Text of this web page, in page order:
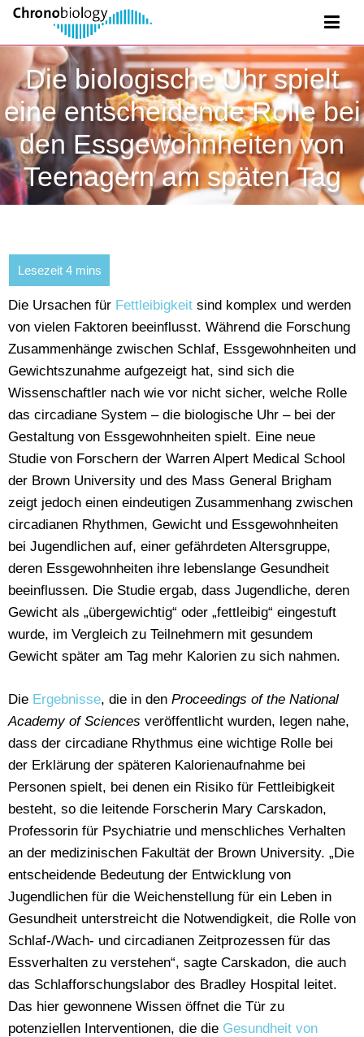
Die biologische Uhr spielt
eine entscheidende Rolle bei
den Essgewohnheiten von
Teenagern am späten Tag
Die Ursachen für Fettleibigkeit sind komplex und werden
von vielen Faktoren beeinflusst. Während die Forschung
Zusammenhänge zwischen Schlaf, Essgewohnheiten und
Gewichtszunahme aufgezeigt hat, sind sich die
Wissenschaftler nach wie vor nicht sicher, welche Rolle
das circadiane System – die biologische Uhr – bei der
Gestaltung von Essgewohnheiten spielt. Eine neue
Studie von Forschern der Warren Alpert Medical School
der Brown University und des Mass General Brigham
zeigt jedoch einen eindeutigen Zusammenhang zwischen
circadianen Rhythmen, Gewicht und Essgewohnheiten
bei Jugendlichen auf, einer gefährdeten Altersgruppe,
deren Essgewohnheiten ihre lebenslange Gesundheit
beeinflussen. Die Studie ergab, dass Jugendliche, deren
Gewicht als „übergewichtig“ oder „fettleibig“ eingestuft
wurde, im Vergleich zu Teilnehmern mit gesundem
Gewicht später am Tag mehr Kalorien zu sich nahmen.
Die Ergebnisse, die in den Proceedings of the National
Academy of Sciences veröffentlicht wurden, legen nahe,
dass der circadiane Rhythmus eine wichtige Rolle bei
der Erklärung der späteren Kalorienaufnahme bei
Personen spielt, bei denen ein Risiko für Fettleibigkeit
besteht, so die leitende Forscherin Mary Carskadon,
Professorin für Psychiatrie und menschliches Verhalten
an der medizinischen Fakultät der Brown University. „Die
entscheidende Bedeutung der Entwicklung von
Jugendlichen für die Weichenstellung für ein Leben in
Gesundheit unterstreicht die Notwendigkeit, die Rolle von
Schlaf-/Wach- und circadianen Zeitprozessen für das
Essverhalten zu verstehen“, sagte Carskadon, die auch
das Schlafforschungslabor des Bradley Hospital leitet.
Das hier gewonnene Wissen öffnet die Tür zu
potenziellen Interventionen, die die Gesundheit von